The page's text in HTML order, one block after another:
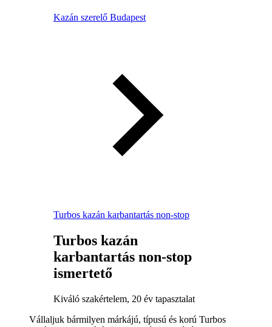
Kazán szerelő Budapest
Turbos kazán karbantartás non-stop
Turbos kazán
karbantartás non-stop
ismertető
Kiváló szakértelem, 20 év tapasztalat
Vállaljuk bármilyen márkájú, típusú és korú Turbos